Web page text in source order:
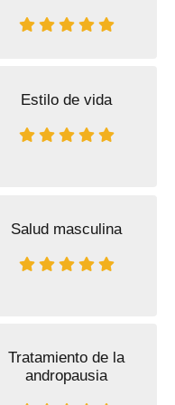
Estilo de vida
Salud masculina
Tratamiento de la
andropausia